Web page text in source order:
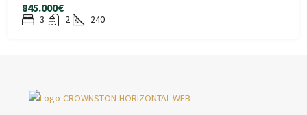
845.000€
3 2 240